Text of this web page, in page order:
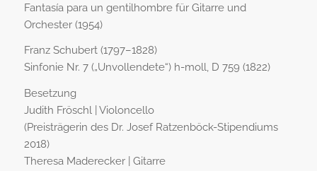
Fantasía para un gentilhombre für Gitarre und
Orchester (1954)
Franz Schubert (1797–1828)
Sinfonie Nr. 7 („Unvollendete“) h-moll, D 759 (1822)
Besetzung
Judith Fröschl | Violoncello
(Preisträgerin des Dr. Josef Ratzenböck-Stipendiums
2018)
Theresa Maderecker | Gitarre